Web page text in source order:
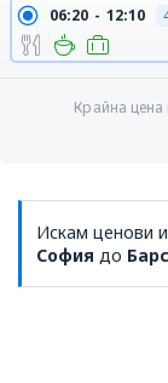
06:20 12:10
Крайна цена
Искам ценови
София до